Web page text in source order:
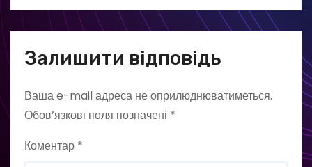
Залишити відповідь
Ваша e-mail адреса не оприлюднюватиметься.
Обов’язкові поля позначені *
Коментар *